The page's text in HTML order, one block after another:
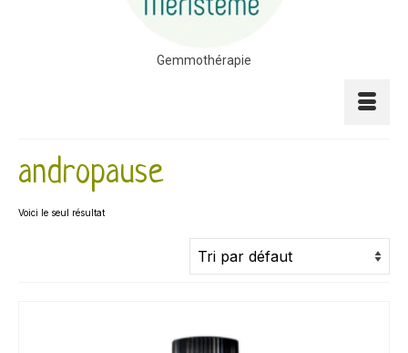
Gemmothérapie
andropause
Voici le seul résultat